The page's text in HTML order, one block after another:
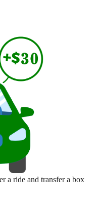
a ride and transfer a box